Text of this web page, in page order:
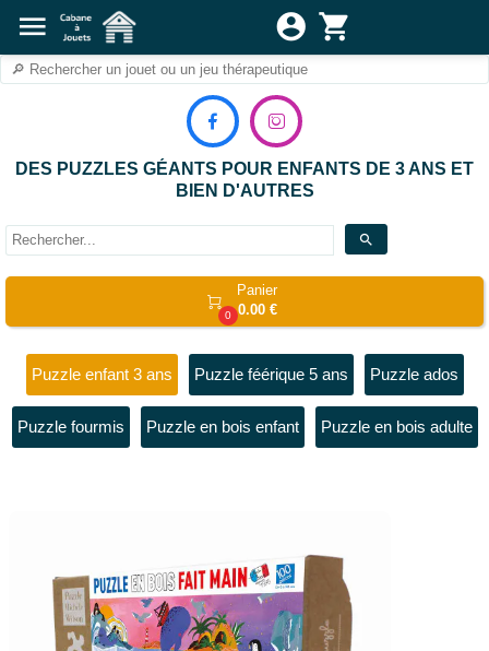
 
DES PUZZLES GÉANTS POUR ENFANTS DE 3 ANS ET
BIEN D'AUTRES
search

0
Panier
0.00 €
Puzzle enfant 3 ans Puzzle féérique 5 ans Puzzle ados
Puzzle fourmis Puzzle en bois enfant Puzzle en bois adulte
menu account_circle shopping_cart